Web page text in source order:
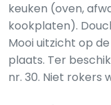
keuken (oven,
kookplaten).
Mooi uitzicht op
plaats. Ter
nr. 30. Niet rokers